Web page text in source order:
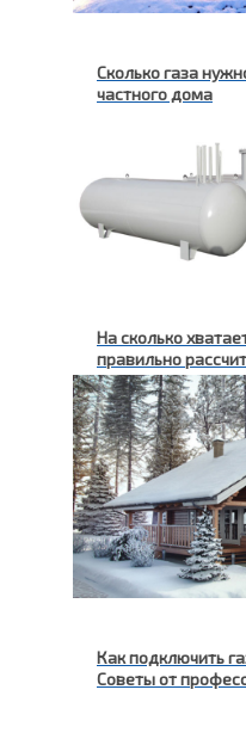
Сколько газа
частного дома
На сколько
правильно
Как подключить
Советы от